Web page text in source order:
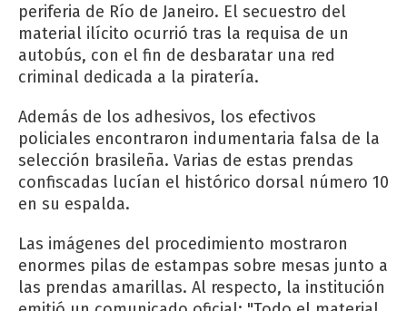
periferia de Río de Janeiro. El secuestro del
material ilícito ocurrió tras la requisa de un
autobús, con el fin de desbaratar una red
criminal dedicada a la piratería.
Además de los adhesivos, los efectivos
policiales encontraron indumentaria falsa de la
selección brasileña. Varias de estas prendas
confiscadas lucían el histórico dorsal número 10
en su espalda.
Las imágenes del procedimiento mostraron
enormes pilas de estampas sobre mesas junto a
las prendas amarillas. Al respecto, la institución